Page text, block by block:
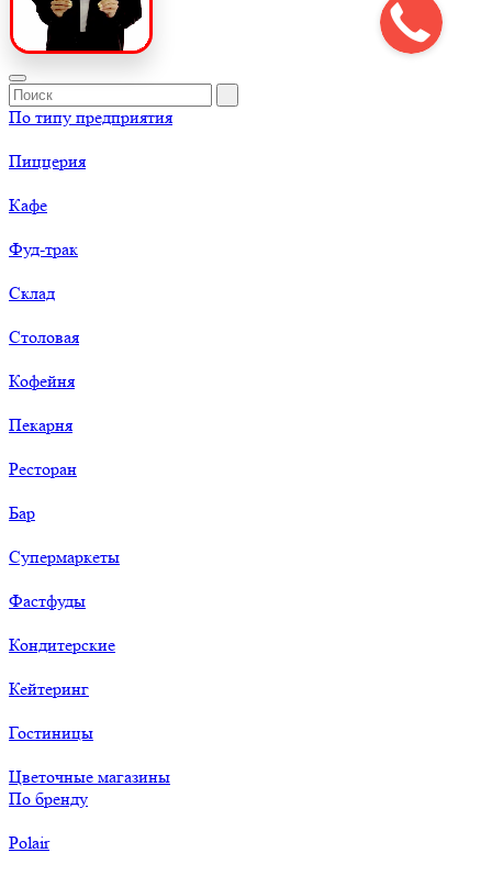
По типу предприятия
Пиццерия
Кафе
Фуд-трак
Склад
Столовая
Кофейня
Пекарня
Ресторан
Бар
Супермаркеты
Фастфуды
Кондитерские
Кейтеринг
Гостиницы
Цветочные магазины
По бренду
Polair